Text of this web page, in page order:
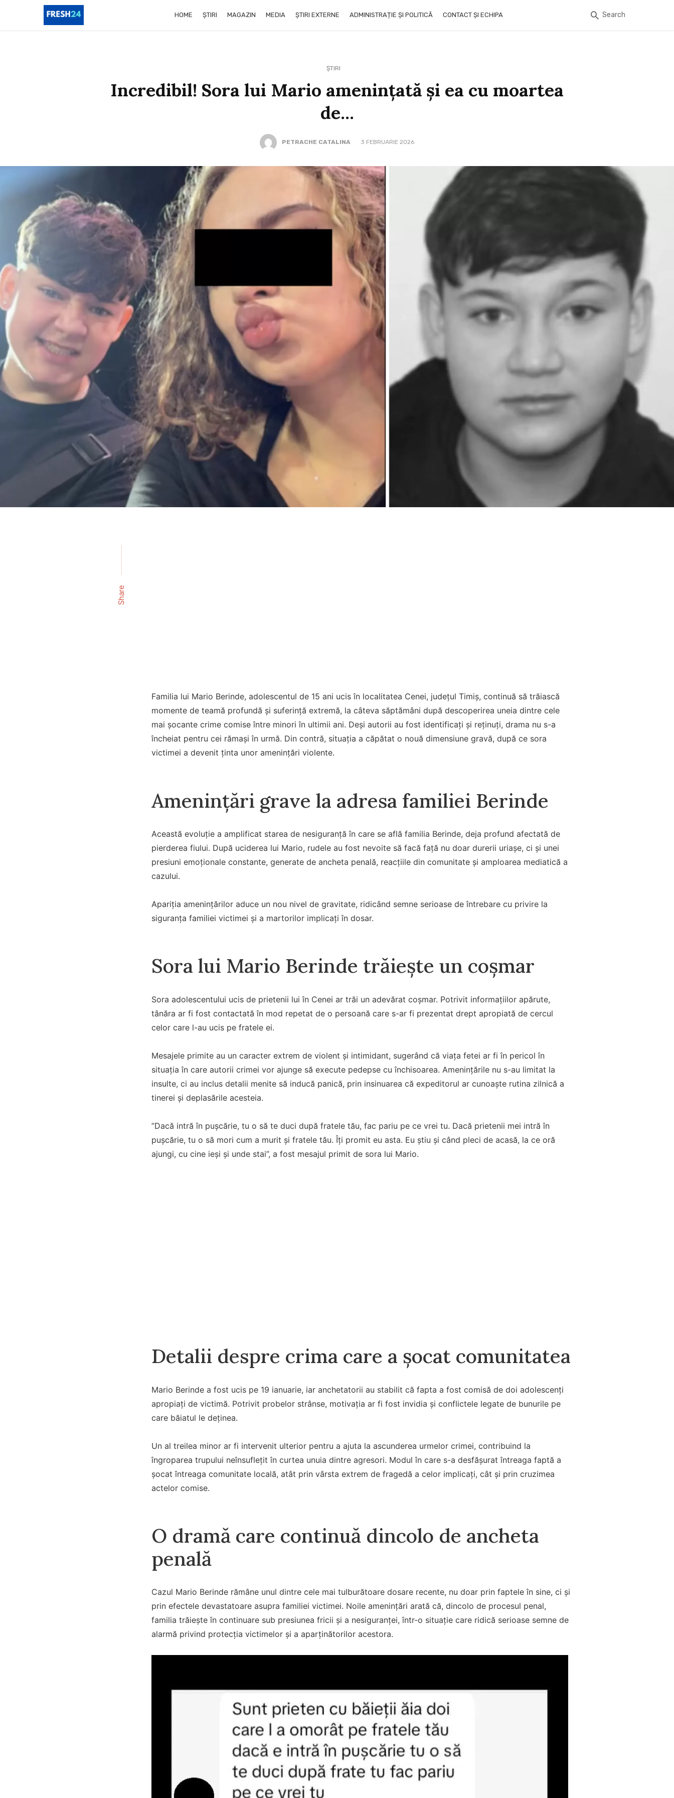
HOME ȘTIRI MAGAZIN MEDIA ȘTIRI EXTERNE ADMINISTRAȚIE ȘI POLITICĂ CONTACT ȘI ECHIPA Search
ȘTIRI
Incredibil! Sora lui Mario amenințată și ea cu moartea
de…
PETRACHE CATALINA 3 FEBRUARIE 2026
Share
Familia lui Mario Berinde, adolescentul de 15 ani ucis în localitatea Cenei, județul Timiș, continuă să trăiască
momente de teamă profundă și suferință extremă, la câteva săptămâni după descoperirea uneia dintre cele
mai șocante crime comise între minori în ultimii ani. Deși autorii au fost identificați și reținuți, drama nu s-a
încheiat pentru cei rămași în urmă. Din contră, situația a căpătat o nouă dimensiune gravă, după ce sora
victimei a devenit ținta unor amenințări violente.
Amenințări grave la adresa familiei Berinde
Această evoluție a amplificat starea de nesiguranță în care se află familia Berinde, deja profund afectată de
pierderea fiului. După uciderea lui Mario, rudele au fost nevoite să facă față nu doar durerii uriașe, ci și unei
presiuni emoționale constante, generate de ancheta penală, reacțiile din comunitate și amploarea mediatică a
cazului.
Apariția amenințărilor aduce un nou nivel de gravitate, ridicând semne serioase de întrebare cu privire la
siguranța familiei victimei și a martorilor implicați în dosar.
Sora lui Mario Berinde trăiește un coșmar
Sora adolescentului ucis de prietenii lui în Cenei ar trăi un adevărat coșmar. Potrivit informațiilor apărute,
tânăra ar fi fost contactată în mod repetat de o persoană care s-ar fi prezentat drept apropiată de cercul
celor care l-au ucis pe fratele ei.
Mesajele primite au un caracter extrem de violent și intimidant, sugerând că viața fetei ar fi în pericol în
situația în care autorii crimei vor ajunge să execute pedepse cu închisoarea. Amenințările nu s-au limitat la
insulte, ci au inclus detalii menite să inducă panică, prin insinuarea că expeditorul ar cunoaște rutina zilnică a
tinerei și deplasările acesteia.
”Dacă intră în pușcărie, tu o să te duci după fratele tău, fac pariu pe ce vrei tu. Dacă prietenii mei intră în
pușcărie, tu o să mori cum a murit și fratele tău. Îți promit eu asta. Eu știu și când pleci de acasă, la ce oră
ajungi, cu cine ieși și unde stai”, a fost mesajul primit de sora lui Mario.
Detalii despre crima care a șocat comunitatea
Mario Berinde a fost ucis pe 19 ianuarie, iar anchetatorii au stabilit că fapta a fost comisă de doi adolescenți
apropiați de victimă. Potrivit probelor strânse, motivația ar fi fost invidia și conflictele legate de bunurile pe
care băiatul le deținea.
Un al treilea minor ar fi intervenit ulterior pentru a ajuta la ascunderea urmelor crimei, contribuind la
îngroparea trupului neînsuflețit în curtea unuia dintre agresori. Modul în care s-a desfășurat întreaga faptă a
șocat întreaga comunitate locală, atât prin vârsta extrem de fragedă a celor implicați, cât și prin cruzimea
actelor comise.
O dramă care continuă dincolo de ancheta
penală
Cazul Mario Berinde rămâne unul dintre cele mai tulburătoare dosare recente, nu doar prin faptele în sine, ci și
prin efectele devastatoare asupra familiei victimei. Noile amenințări arată că, dincolo de procesul penal,
familia trăiește în continuare sub presiunea fricii și a nesiguranței, într-o situație care ridică serioase semne de
alarmă privind protecția victimelor și a aparținătorilor acestora.